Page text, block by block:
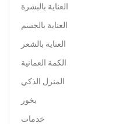
العناية بالبشرة
العناية بالجسم
العناية بالشعر
الكمة العمانية
المنزل الذكي
بخور
خدمات